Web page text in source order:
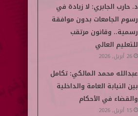
د. حارب الجابري: لا زيادة في
رسوم الجامعات بدون موافقة
رسمية.. وقانون مرتقب
للتعليم العالي
26 أبريل, 2026
عبدالله محمد المالكي: تكامل
بين النيابة العامة والداخلية
والقضاء في الأحكام
15 أبريل, 2026